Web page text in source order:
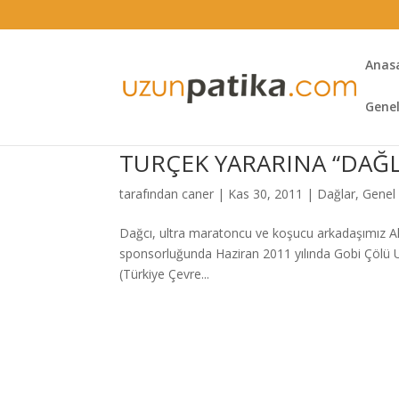
TURÇEK YARARINA
tarafından caner | Kas 30, 2011 | Dağlar, Genel
Dağcı, ultra maratoncu ve koşucu arkadaşımız
sponsorluğunda Haziran 2011 yılında Gobi Çölü
(Türkiye Çevre...